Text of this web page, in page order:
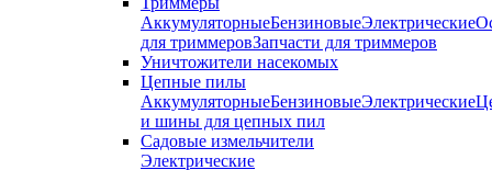
АккумуляторныеБензиновыеЭлектрические
для триммеровЗапчасти для триммеров
Уничтожители насекомых
Цепные пилы
АккумуляторныеБензиновыеЭлектрические
и шины для цепных пил
Садовые измельчители
Электрические